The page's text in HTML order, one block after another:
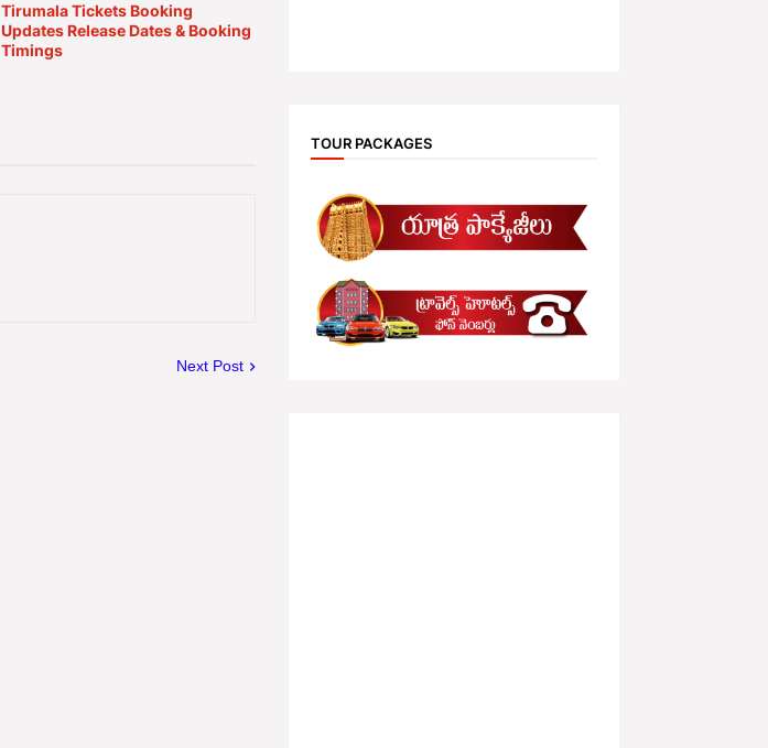
Tirumala Tickets Booking
Updates Release Dates & Booking
Timings
Next Post
TOUR PACKAGES